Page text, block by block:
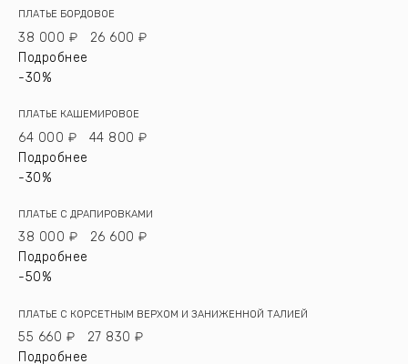
ПЛАТЬЕ БОРДОВОЕ
38 000 ₽
26 600 ₽
Подробнее
-30%
ПЛАТЬЕ КАШЕМИРОВОЕ
64 000 ₽
44 800 ₽
Подробнее
-30%
ПЛАТЬЕ С ДРАПИРОВКАМИ
38 000 ₽
26 600 ₽
Подробнее
-50%
ПЛАТЬЕ С КОРСЕТНЫМ ВЕРХОМ И ЗАНИЖЕННОЙ ТАЛИЕЙ
55 660 ₽
27 830 ₽
Подробнее